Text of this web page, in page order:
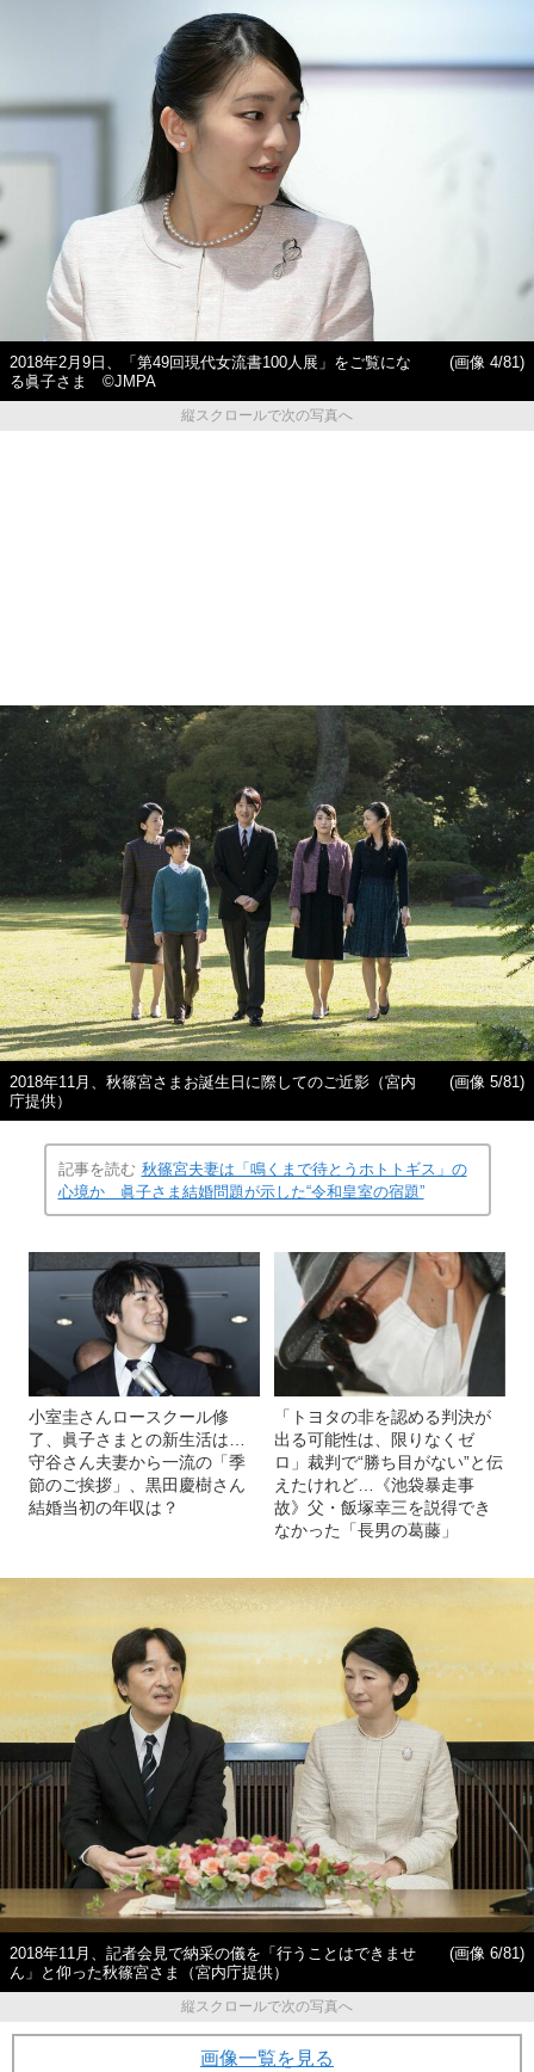
2018年2月9日、「第49回現代女流書100人展」をご覧にな
る眞子さま ©JMPA
(画像 4/81)
縦スクロールで次の写真へ
2018年11月、秋篠宮さまお誕生日に際してのご近影（宮内
庁提供）
(画像 5/81)
記事を読む 秋篠宮夫妻は「鳴くまで待とうホトトギス」の
心境か 眞子さま結婚問題が示した“令和皇室の宿題”
小室圭さんロースクール修
了、眞子さまとの新生活は…
守谷さん夫妻から一流の「季
節のご挨拶」、黒田慶樹さん
結婚当初の年収は？
「トヨタの非を認める判決が
出る可能性は、限りなくゼ
ロ」裁判で“勝ち目がない”と伝
えたけれど…《池袋暴走事
故》父・飯塚幸三を説得でき
なかった「長男の葛藤」
2018年11月、記者会見で納采の儀を「行うことはできませ
ん」と仰った秋篠宮さま（宮内庁提供）
(画像 6/81)
縦スクロールで次の写真へ
画像一覧を見る